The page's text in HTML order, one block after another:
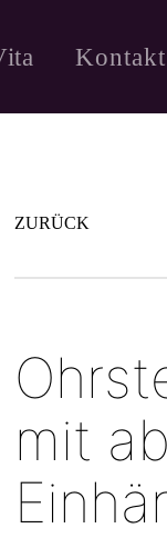
Kontakt
ZURÜCK
mit